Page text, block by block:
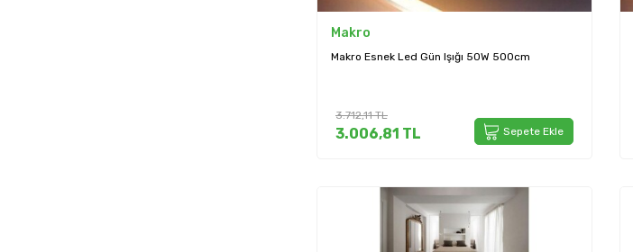
Makro
Makro Esnek Led Gün Işığı 50W 500cm
3.712,11TL
3.006,81 TL Sepete Ekle